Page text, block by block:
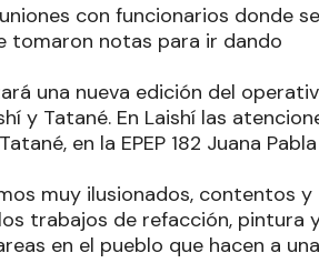
con funcionarios donde se
tomaron notas para ir dando
una nueva edición del
y Tatané. En Laishí las
en la EPEP 182 Juana Pabla
muy ilusionados, contentos y
trabajos de refacción, pintura
en el pueblo que hacen a una